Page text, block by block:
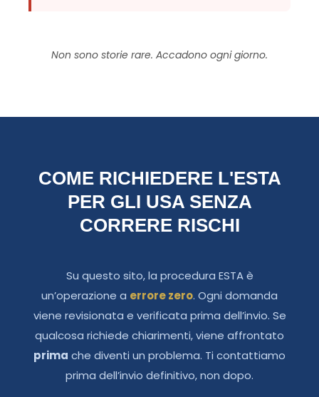
Non sono storie rare. Accadono ogni giorno.
COME RICHIEDERE L'ESTA
PER GLI USA SENZA
CORRERE RISCHI
Su questo sito, la procedura ESTA è
un’operazione a errore zero. Ogni domanda
viene revisionata e verificata prima dell’invio. Se
qualcosa richiede chiarimenti, viene affrontato
prima che diventi un problema. Ti contattiamo
prima dell’invio definitivo, non dopo.